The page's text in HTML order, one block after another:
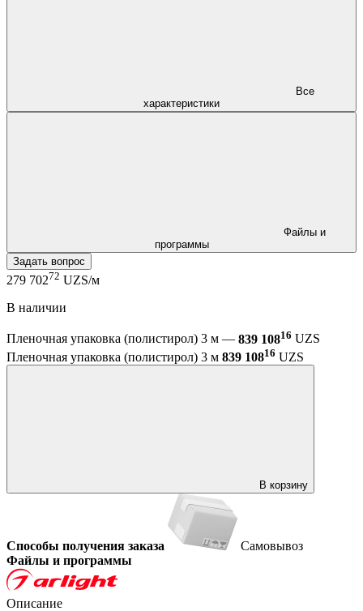
характеристики
программы
Задать вопрос
279 70272 UZS/м
В наличии
Пленочная упаковка (полистирол) 3 м — 839 10816 UZS
Пленочная упаковка (полистирол) 3 м 839 10816 UZS
В корзину
Способы получения заказа
Самовывоз
Файлы и программы
Описание